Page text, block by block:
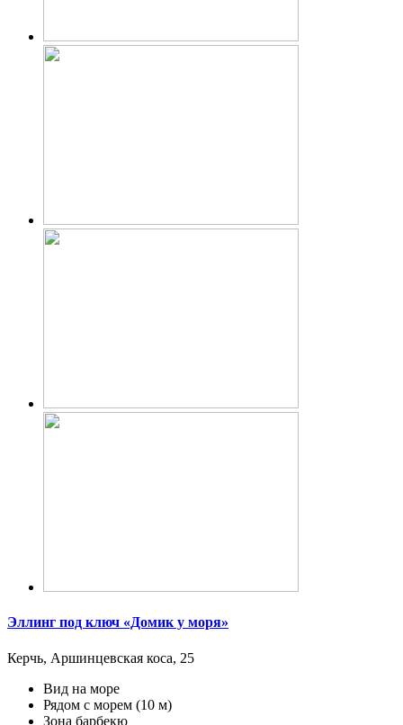
Эллинг под ключ «Домик у моря»
Керчь, Аршинцевская коса, 25
Вид на море
Рядом с морем (10 м)
Зона барбекю